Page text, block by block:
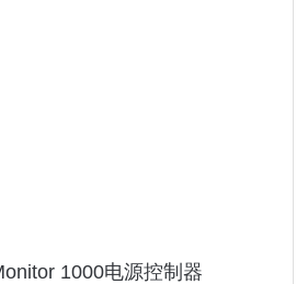
1000电源控制器